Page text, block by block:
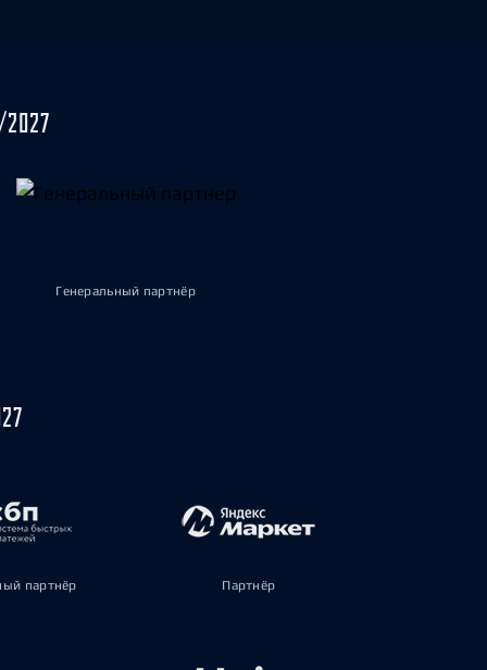
Генеральный партнёр
партнёр Партнёр